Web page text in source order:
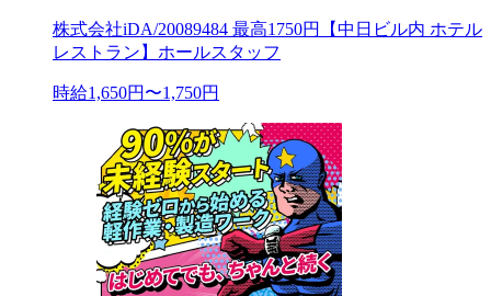
株式会社iDA/20089484 最高1750円【中日ビル内 ホテル
レストラン】ホールスタッフ
時給1,650円〜1,750円